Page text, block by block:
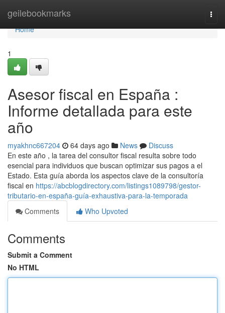
geilebookmarks
Home
Home
1
Asesor fiscal en España :
Informe detallada para este
año
myakhnc667204 64 days ago News
Discuss
En este año , la tarea del consultor fiscal resulta sobre todo
esencial para individuos que buscan optimizar sus pagos a el
Estado. Esta guía aborda los aspectos clave de la consultoría
fiscal en https://abcblogdirectory.com/listings1089798/gestor-
tributario-en-españa-guía-exhaustiva-para-la-temporada
Comments
Who Upvoted
Comments
Submit a Comment
No HTML